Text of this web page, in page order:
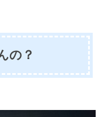
の？